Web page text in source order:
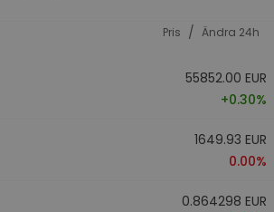
Pris / Ändra 24h
55852.00 EUR
+0.30%
1649.93 EUR
0.00%
0.864298 EUR